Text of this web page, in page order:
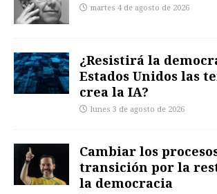
martes 4 de agosto de 2026
¿Resistirá la
Estados Unidos las
crea la IA?
lunes 3 de agosto de 2026
Cambiar los
transición por la
la democracia